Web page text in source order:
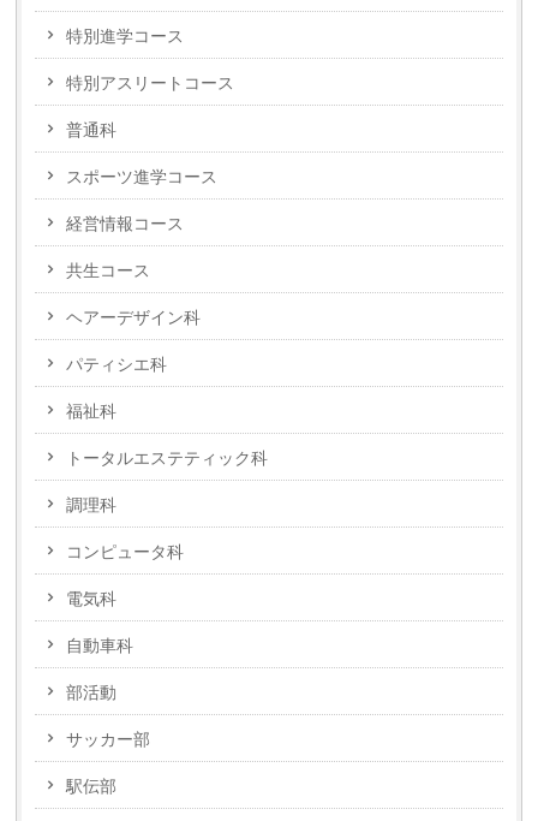
特別進学コース
特別アスリートコース
普通科
スポーツ進学コース
経営情報コース
共生コース
ヘアーデザイン科
パティシエ科
福祉科
トータルエステティック科
調理科
コンピュータ科
電気科
自動車科
部活動
サッカー部
駅伝部